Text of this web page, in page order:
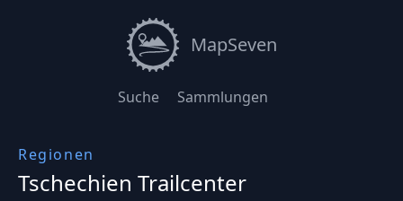
MapSeven
Suche Sammlungen
Regionen
Tschechien Trailcenter